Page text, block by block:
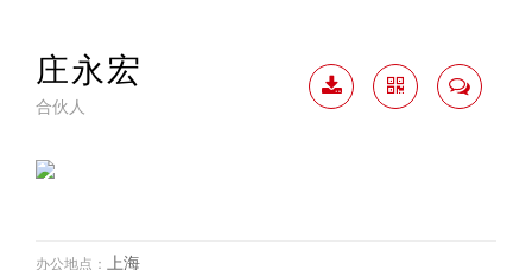
庄永宏
合伙人
办公地点： 上海